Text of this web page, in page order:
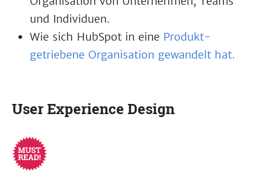
und Individuen.
Wie sich HubSpot in eine Produkt-
getriebene Organisation gewandelt hat.
User Experience Design